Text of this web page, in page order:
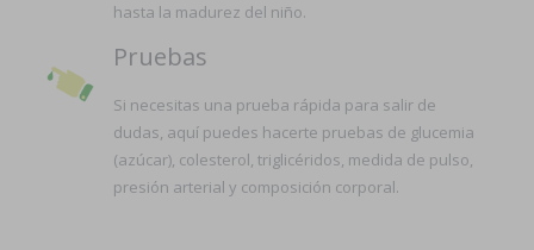
hasta la madurez del niño.
Pruebas
Si necesitas una prueba rápida para salir de
dudas, aquí puedes hacerte pruebas de glucemia
(azúcar), colesterol, triglicéridos, medida de pulso,
presión arterial y composición corporal.